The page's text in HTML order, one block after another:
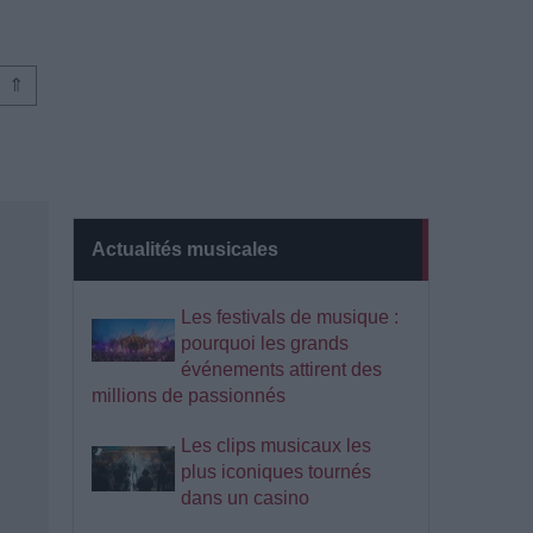
Actualités musicales
Les festivals de musique :
pourquoi les grands
événements attirent des
millions de passionnés
Les clips musicaux les
plus iconiques tournés
dans un casino
⇑